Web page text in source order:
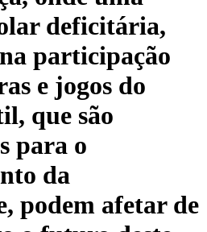
deficitária,
participação
e jogos do
que são
para o
da
podem afetar de